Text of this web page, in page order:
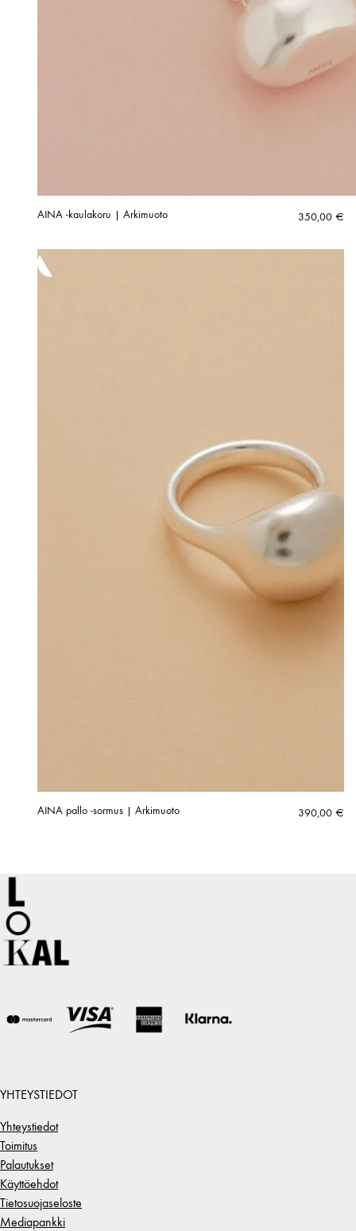
AINA -kaulakoru | Arkimuoto 350,00 €
AINA pallo -sormus | Arkimuoto 390,00 €
YHTEYSTIEDOT
Yhteystiedot
Toimitus
Palautukset
Käyttöehdot
Tietosuojaseloste
Mediapankki